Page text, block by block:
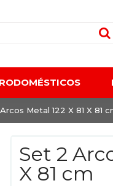
Metal 122 X 81 X 81
Set 2
X 81 cm